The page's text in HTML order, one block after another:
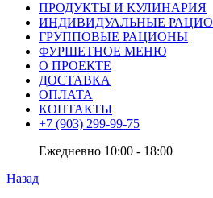
ПРОДУКТЫ И КУЛИНАРИЯ
ИНДИВИДУАЛЬНЫЕ
ГРУППОВЫЕ РАЦИОНЫ
ФУРШЕТНОЕ МЕНЮ
О ПРОЕКТЕ
ДОСТАВКА
ОПЛАТА
КОНТАКТЫ
+7 (903) 299-99-75
Ежедневно 10:00 - 18:00
Назад